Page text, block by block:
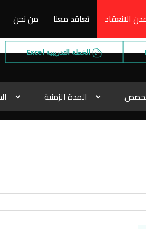
الانعقاد تعاقد معنا من نحن
الحرية في الاختيار من بين مجموعة
الخطة التدريبية Excel